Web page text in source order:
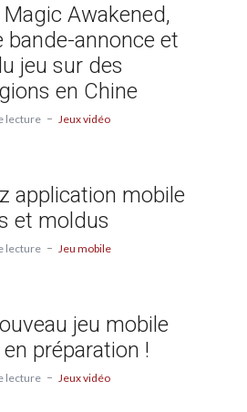
Awakened,
bande-annonce et
jeu sur des
en Chine
lecture Jeux vidéo
application mobile
et moldus
lecture Jeu mobile
jeu mobile
préparation !
lecture Jeux vidéo